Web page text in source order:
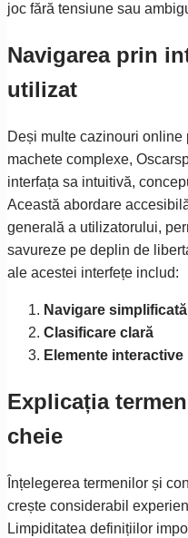
joc fără tensiune sau
Navigarea prin
utilizat
Deși multe cazinouri
machete complexe,
interfața sa intuitivă,
Această abordare
generală a utilizatorului,
savureze pe deplin de
ale acestei interfețe includ:
Navigare simplificată
Clasificare clară
Elemente interactive
Explicația
cheie
Înțelegerea termenilor și
crește considerabil
Limpiditatea definițiilor